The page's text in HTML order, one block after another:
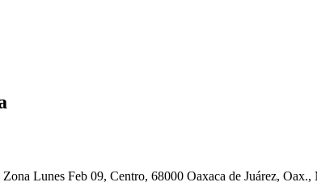
Zona Lunes Feb 09, Centro, 68000 Oaxaca de Juárez, Oax.,